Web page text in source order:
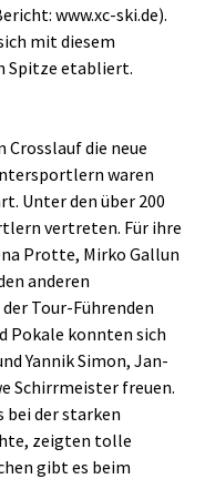
www.xc-ski.de).
mit diesem
Spitze etabliert.
die neue
waren
Unter den über 200
vertreten. Für ihre
Protte, Mirko Gallun
anderen
Tour-Führenden
Pokale konnten sich
Yannik Simon, Jan-
Schirrmeister freuen.
bei der starken
zeigten tolle
gibt es beim